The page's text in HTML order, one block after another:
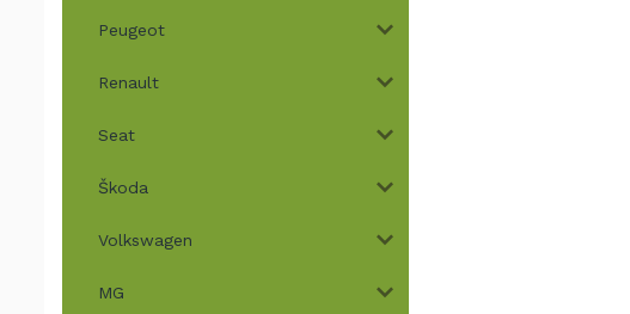
Peugeot
Renault
Seat
Škoda
Volkswagen
MG